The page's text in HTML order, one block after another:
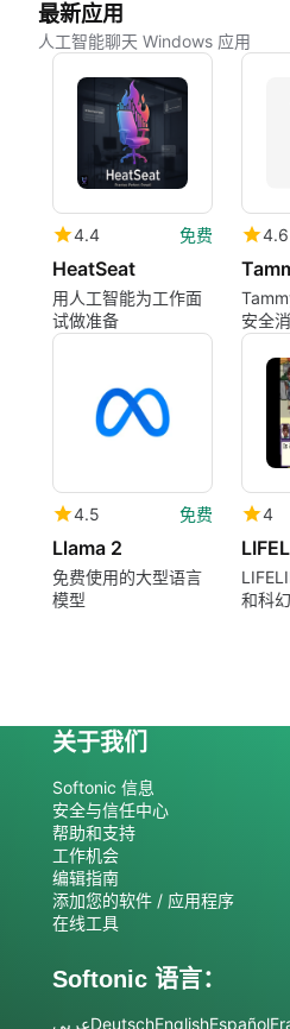
最新应用
人工智能聊天 Windows 应用
4.4 免费
HeatSeat
用人工智能为工作面
试做准备
4.6
安全
4.5 免费
Llama 2
免费使用的大型语言
模型
4
和科
关于我们
Softonic 信息
安全与信任中心
帮助和支持
工作机会
编辑指南
添加您的软件 / 应用程序
在线工具
Softonic 语言：
عربيDeutschEnglishEspañol